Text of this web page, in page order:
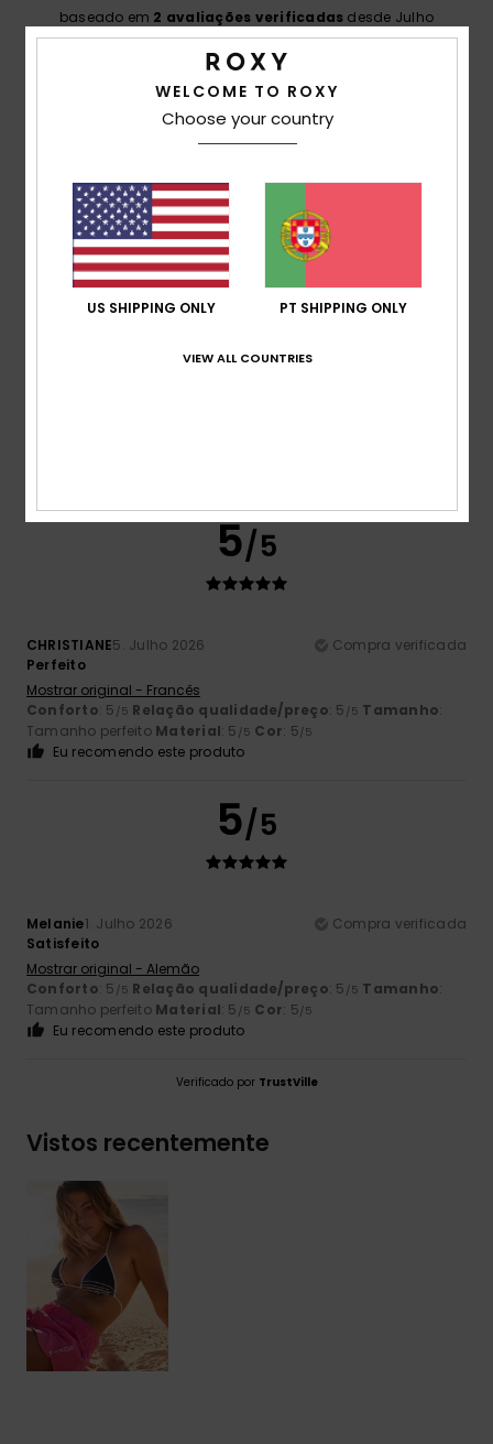
baseado em 2 avaliações verificadas desde Julho
2026
100% dos nossos clientes recomendam este
produto
Conforto
5.0
Relação qualidade/preço
Tamanho
Material
5/5
CHRISTIANE5. Julho 2026
Compra verificada
Perfeito
Mostrar original - Francês
Conforto: 5 /5 Relação qualidade/preço: 5 /5 Tamanho:
Tamanho perfeito Material: 5 /5 Cor: 5/5
Eu recomendo este produto
5/5
Melanie1. Julho 2026
Compra verificada
Satisfeito
Mostrar original - Alemão
Conforto: 5 /5 Relação qualidade/preço: 5 /5 Tamanho:
Tamanho perfeito Material: 5 /5 Cor: 5/5
Eu recomendo este produto
Verificado por TrustVille
Vistos recentemente
WELCOME TO ROXY
Choose your country
US SHIPPING ONLY PT SHIPPING ONLY
VIEW ALL COUNTRIES